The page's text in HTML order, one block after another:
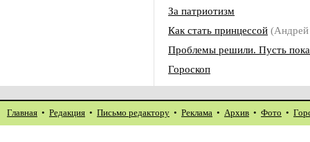
За патриотизм
Как стать принцессой
Проблемы решили. Пусть
Гороскоп
Главная • Редакция • Письмо редактору • Реклама • Архив • Фото •